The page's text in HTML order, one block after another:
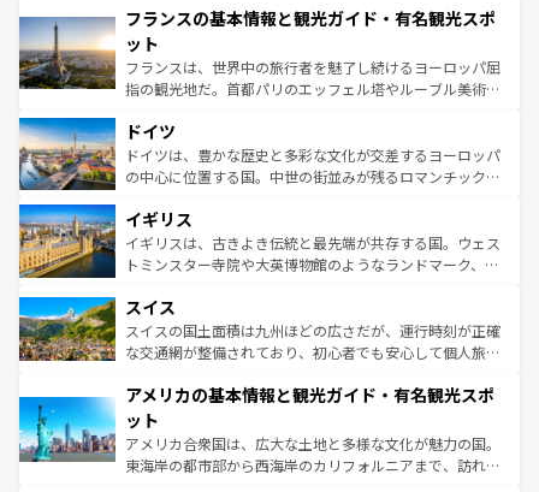
ませてくれるイタリアで、忘れられない旅をしてみよう！
なお、新着のイタリア情報は
しい。
文化が根付くこの国では、情熱的なフラメンコ、熱気あふ
れる闘牛、そして美味しいタパスが生活の一部となってい
る。首都マドリードの洗練された雰囲気や、バルセロナの
アートに溢れた街角から、地方では古代ローマ遺跡や中世
せる。地方によって風土や気候が異なるスペインはその個
性で訪れる人を魅了する。 なお、新着のスペイン情報は コ
ンテンツ一覧を参照してほしい。
フランスの基本情報と観光ガイド・有名観光スポ
ット
フランスは、世界中の旅行者を魅了し続けるヨーロッパ屈
指の観光地だ。首都パリのエッフェル塔やルーブル美術館
で、幅広い魅力が詰まっている。華麗な宮殿、歴史的な大
聖堂、美しいビーチ、そして豊かな自然が、訪れる者を心
から魅了する。また、フランスは美食の国としても知ら
いる。シャンパンの発祥地であるランス、プロヴァンスの
香り高いラベンダー畑など、多彩な楽しみ方が可能だ。さ
らに、パリ以外の地域にも魅力が溢れており、どの街角に
れる地方に足を運ぶとそれぞれで全く異なる文化を体験で
きるだろう。 なお、新着のフランス情報はコンテンツ一覧
を参照してほしい。
ドイツ
ドイツは、豊かな歴史と多彩な文化が交差するヨーロッパ
の中心に位置する国。中世の街並みが残るロマンチック街
顔を持つこの国は、どこを歩いても飽きることがない。ベ
ルリンの文化的活気、バイエルン州のアルプスの絶景、そ
してライン川沿いのワイン畑といった風景は必見。ビール
は、お酒好きな人にはぜひ体験してほしい。 なお、新着の
ドイツ情報はコンテンツ一覧を参照してほしい。
イギリス
イギリスは、古きよき伝統と最先端が共存する国。ウェス
トミンスター寺院や大英博物館のようなランドマーク、歴
リアごとに異なる魅力がある。また、優雅なアフタヌーン
ティー、ビール好きにはたまらない英国パブ、サッカー観
戦など、本場だからこそできる体験も豊富。イギリスを旅
ンツ一覧を参照してほしい。
スイス
スイスの国土面積は九州ほどの広さだが、運行時刻が正確
な交通網が整備されており、初心者でも安心して個人旅行
の建物がそのまま残る町や、スイスならではのユニークな
博物館もあり、アルプス観光だけでなく町歩きも満喫する
ことができる。国民の所得が高いため物価も高いが、旅行
者向けの交通パス提供のサービスもあり、うまく活用すれ
アメリカの基本情報と観光ガイド・有名観光スポ
ット
アメリカ合衆国は、広大な土地と多様な文化が魅力の国。
東海岸の都市部から西海岸のカリフォルニアまで、訪れる